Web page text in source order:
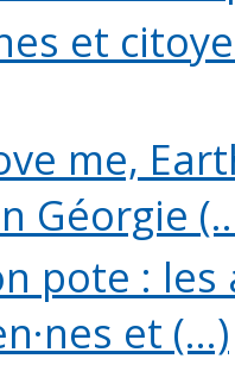
et
me,
Géorgie
pote :
et (...)